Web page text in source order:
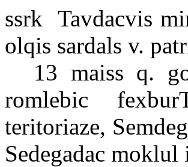
ssrk Tavdacvis
olqis sardals v.
13 maiss q.
romlebic
teritoriaze, Semdeg
Sedegadac moklul